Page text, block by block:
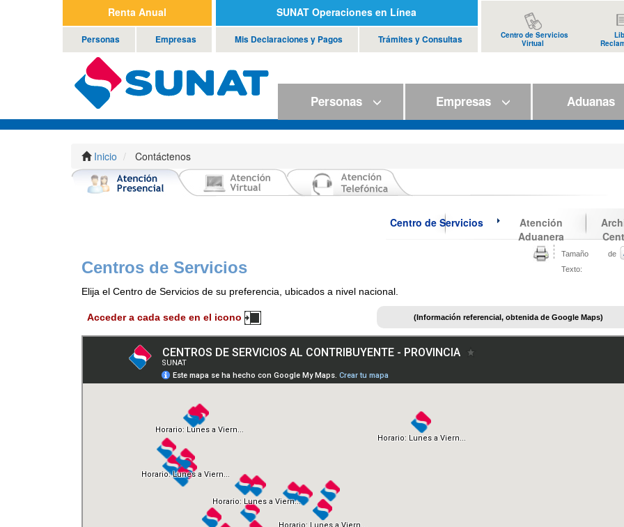
Renta Anual
Personas Empresas
SUNAT Operaciones en Línea
Mis Declaraciones y Pagos Trámites y Consultas
Centro de Servicios
Virtual
Personas Empresas Aduanas
Inicio Contáctenos
Centro de Servicios
Atención
Aduanera
Tamaño de
Texto:
Centros de Servicios
Elija el Centro de Servicios de su preferencia, ubicados a nivel nacional.
Acceder a cada sede en el icono (Información referencial, obtenida de Google Maps)